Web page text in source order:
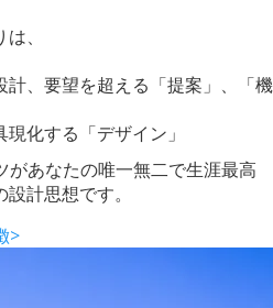
、
計、要望を超える「提案」、「機
化する「デザイン」
があなたの唯一無二で生涯最高
計思想です。
>